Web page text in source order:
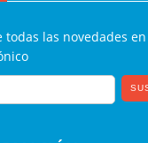
todas las novedades